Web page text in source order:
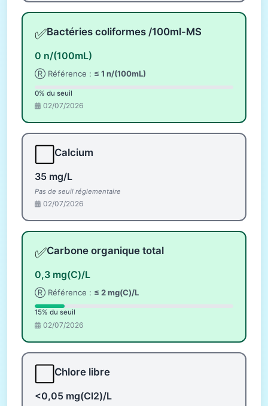
✅Bactéries coliformes /100ml-MS
0 n/(100mL)
Ⓡ Référence : ≤ 1 n/(100mL)
0% du seuil
02/07/2026
Calcium
35 mg/L
Pas de seuil réglementaire
02/07/2026
✅Carbone organique total
0,3 mg(C)/L
Ⓡ Référence : ≤ 2 mg(C)/L
15% du seuil
02/07/2026
Chlore libre
<0,05 mg(Cl2)/L